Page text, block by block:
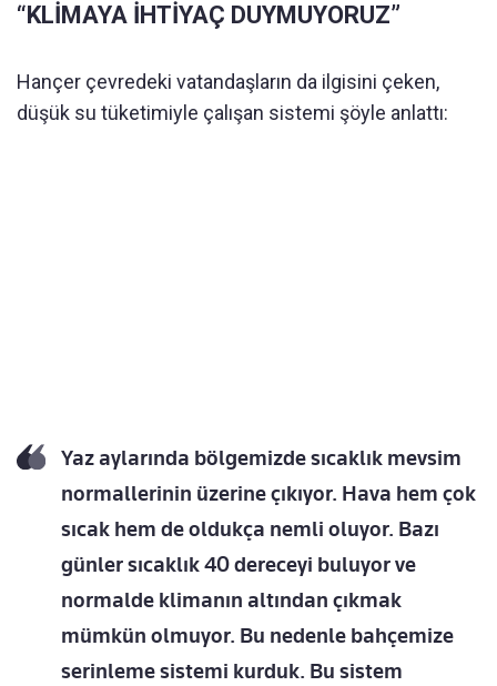
“KLİMAYA İHTİYAÇ DUYMUYORUZ”
Hançer çevredeki vatandaşların da ilgisini çeken,
düşük su tüketimiyle çalışan sistemi şöyle anlattı:
Yaz aylarında bölgemizde sıcaklık mevsim
normallerinin üzerine çıkıyor. Hava hem çok
sıcak hem de oldukça nemli oluyor. Bazı
günler sıcaklık 40 dereceyi buluyor ve
normalde klimanın altından çıkmak
mümkün olmuyor. Bu nedenle bahçemize
serinleme sistemi kurduk. Bu sistem